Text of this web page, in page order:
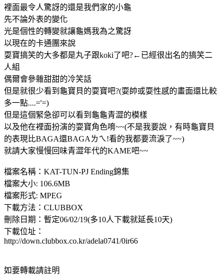
裡面最令人驚訝的還是我們家的小龜
先不論外表的變化
光是個性的轉變就讓龜媽我為之驚訝
以現在的卡通團來說
耍寶搞笑的大多都是丸子跟koki了吧?←已經很出名的搞笑二
人組
偶爾會參雜甜甜的冷笑話
但是就很少看到龜寶貝的耍寶吧?(耍帥或耍性感的畫面還比較
多一點....='=)
但是這個緊急卻可以看到龜龜青澀的模樣
以及他在裡面扮演的耍寶角色唷~~(不是我要說，有時龜寶貝
的表現比BAGA還BAGAㄌㄟ!看的我都要流淚了~~)
就請大家慢慢回味青澀年代的KAME吧~~
檔案名稱：KAT-TUN-PJ Ending錦集
檔案大小: 106.6MB
檔案形式: MPEG
下載方法：CLUBBOX
刪除日期：暫定06/02/19(多10人下載就延長10天)
下載位址：
http://down.clubbox.co.kr/adela0741/0ir66
如要轉載請註明